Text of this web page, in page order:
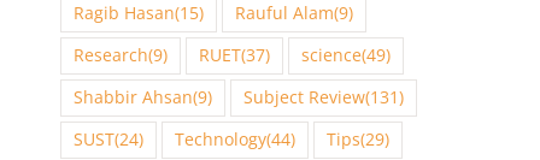
Ragib Hasan(15) Rauful Alam(9)
Research(9) RUET(37) science(49)
Shabbir Ahsan(9) Subject Review(131)
SUST(24) Technology(44) Tips(29)